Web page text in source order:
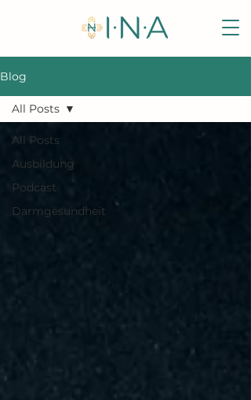
Blog
All Posts
Ausbildung
Podcast
Darmgesundheit
All Posts